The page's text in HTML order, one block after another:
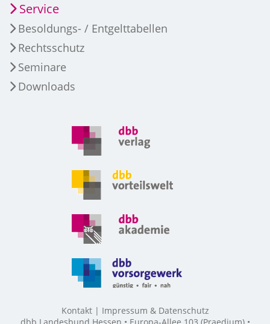
Service
Besoldungs- / Entgelttabellen
Rechtsschutz
Seminare
Downloads
Kontakt
Impressum & Datenschutz